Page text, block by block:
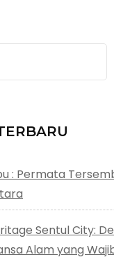
: Permata
Sentul City:
Alam yang